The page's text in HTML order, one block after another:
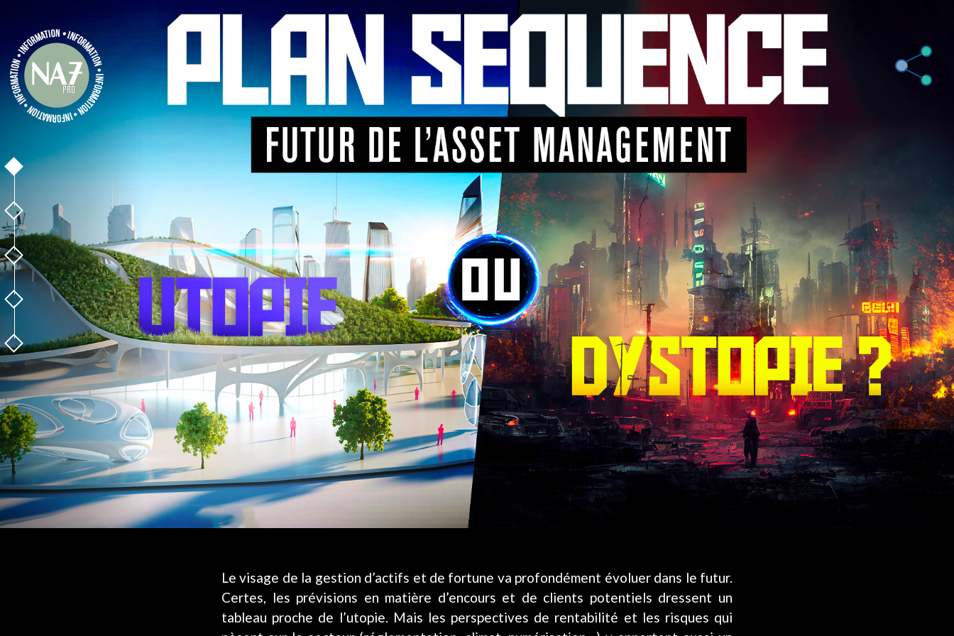
Le visage de la gestion d’actifs et de fortune va profondément évoluer dans le futur.
Certes, les prévisions en matière d’encours et de clients potentiels dressent un
tableau proche de l’utopie. Mais les perspectives de rentabilité et les risques qui